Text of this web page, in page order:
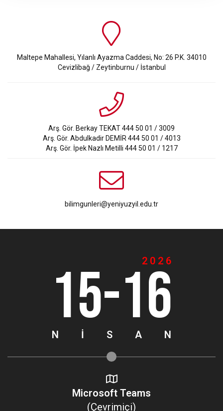
Maltepe Mahallesi, Yılanlı Ayazma Caddesi, No: 26 P.K. 34010
Cevizlibağ / Zeytinburnu / İstanbul
Arş. Gör. Berkay TEKAT 444 50 01 / 3009
Arş. Gör. Abdulkadir DEMİR 444 50 01 / 4013
Arş. Gör. İpek Nazlı Metilli 444 50 01 / 1217
bilimgunleri@yeniyuzyil.edu.tr
2026
15-16
N İ S A N
Microsoft Teams
(Çevrimiçi)